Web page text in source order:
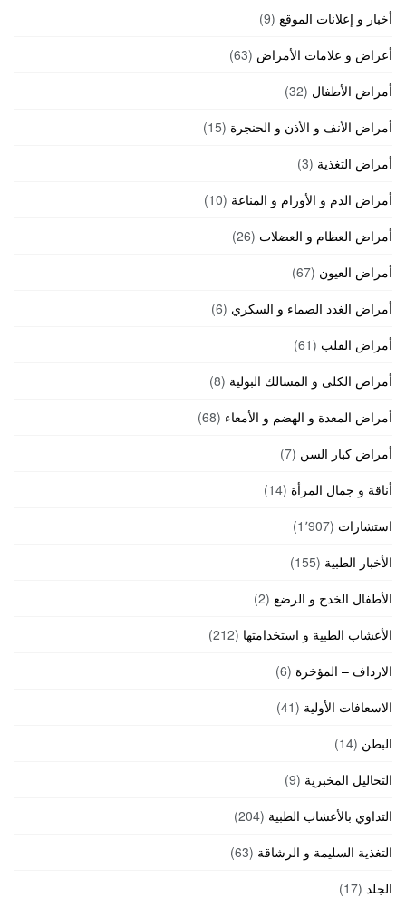
أخبار و إعلانات الموقع (9)
أعراض و علامات الأمراض (63)
أمراض الأطفال (32)
أمراض الأنف و الأذن و الحنجرة (15)
أمراض التغذية (3)
أمراض الدم و الأورام و المناعة (10)
أمراض العظام و العضلات (26)
أمراض العيون (67)
أمراض الغدد الصماء و السكري (6)
أمراض القلب (61)
أمراض الكلى و المسالك البولية (8)
أمراض المعدة و الهضم و الأمعاء (68)
أمراض كبار السن (7)
أناقة و جمال المرأة (14)
استشارات (1٬907)
الأخبار الطبية (155)
الأطفال الخدج و الرضع (2)
الأعشاب الطبية و استخدامتها (212)
الارداف – المؤخرة (6)
الاسعافات الأولية (41)
البطن (14)
التحاليل المخبرية (9)
التداوي بالأعشاب الطبية (204)
التغذية السليمة و الرشاقة (63)
الجلد (17)